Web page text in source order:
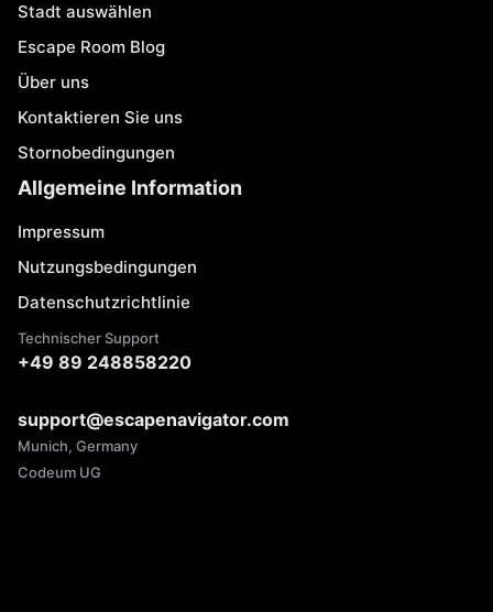
Stadt auswählen
Escape Room Blog
Über uns
Kontaktieren Sie uns
Stornobedingungen
Allgemeine Information
Impressum
Nutzungsbedingungen
Datenschutzrichtlinie
Technischer Support
+49 89 248858220
support@escapenavigator.com
Munich, Germany
Codeum UG